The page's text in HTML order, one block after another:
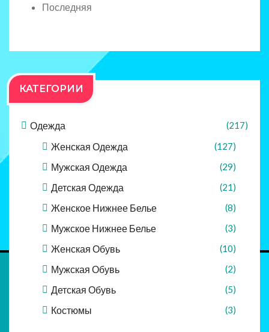
Последняя
КАТЕГОРИИ
Одежда (217)
Женская Одежда (127)
Мужская Одежда (29)
Детская Одежда (21)
Женское Нижнее Белье (8)
Мужское Нижнее Белье (3)
Женская Обувь (10)
Мужская Обувь (2)
Детская Обувь (5)
Костюмы (3)